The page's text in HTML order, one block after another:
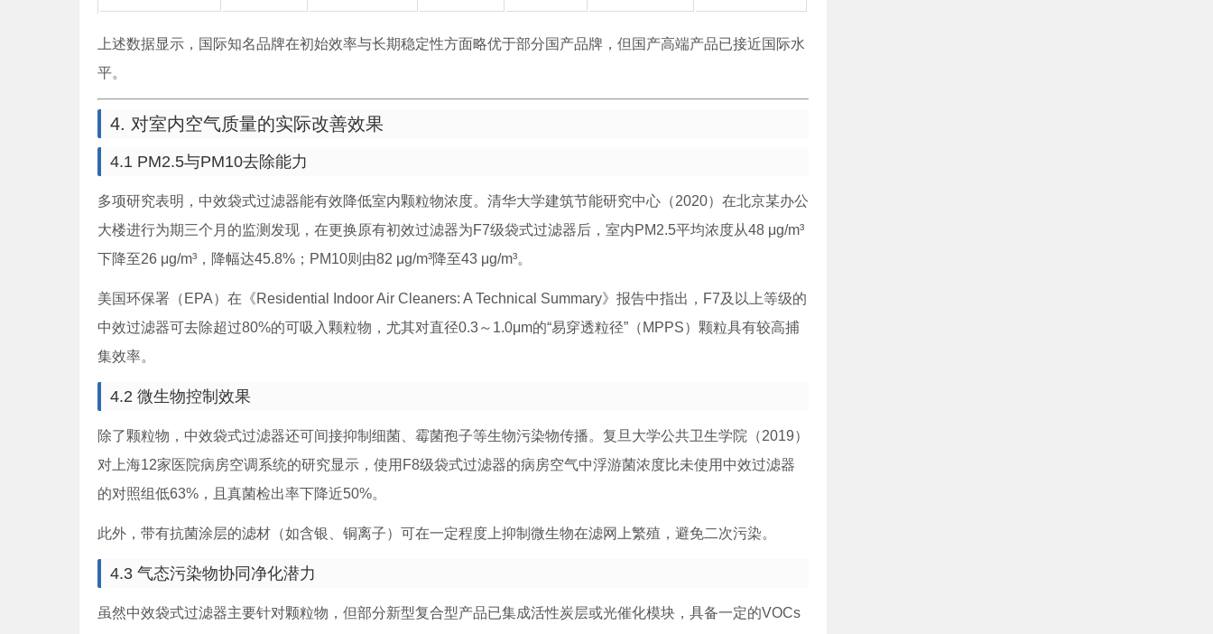
上述数据显示，国际知名品牌在初始效率与长期稳定性方面略优于部分国产品牌，但国产高端产品已接近国际水
平。
4. 对室内空气质量的实际改善效果
4.1 PM2.5与PM10去除能力
多项研究表明，中效袋式过滤器能有效降低室内颗粒物浓度。清华大学建筑节能研究中心（2020）在北京某办公
大楼进行为期三个月的监测发现，在更换原有初效过滤器为F7级袋式过滤器后，室内PM2.5平均浓度从48 μg/m³
下降至26 μg/m³，降幅达45.8%；PM10则由82 μg/m³降至43 μg/m³。
美国环保署（EPA）在《Residential Indoor Air Cleaners: A Technical Summary》报告中指出，F7及以上等级的
中效过滤器可去除超过80%的可吸入颗粒物，尤其对直径0.3～1.0μm的“易穿透粒径”（MPPS）颗粒具有较高捕
集效率。
4.2 微生物控制效果
除了颗粒物，中效袋式过滤器还可间接抑制细菌、霉菌孢子等生物污染物传播。复旦大学公共卫生学院（2019）
对上海12家医院病房空调系统的研究显示，使用F8级袋式过滤器的病房空气中浮游菌浓度比未使用中效过滤器
的对照组低63%，且真菌检出率下降近50%。
此外，带有抗菌涂层的滤材（如含银、铜离子）可在一定程度上抑制微生物在滤网上繁殖，避免二次污染。
4.3 气态污染物协同净化潜力
虽然中效袋式过滤器主要针对颗粒物，但部分新型复合型产品已集成活性炭层或光催化模块，具备一定的VOCs